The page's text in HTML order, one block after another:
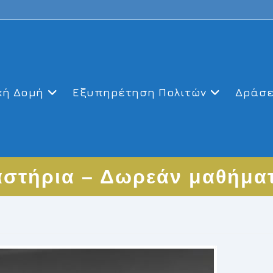
Δομή Εξυπηρέτηση Πολιτών
– Δωρεάν